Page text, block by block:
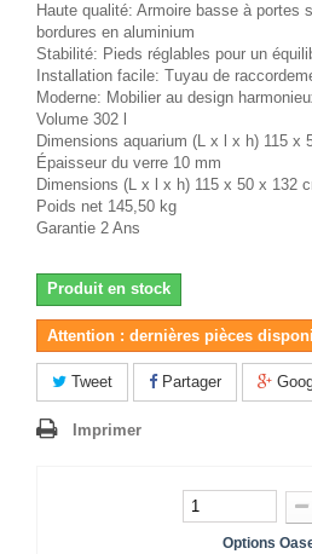
Haute qualité: Armoire basse à portes
bordures en aluminium
Stabilité: Pieds réglables pour un
Installation facile: Tuyau de
Moderne: Mobilier au design
Volume 302 l
Dimensions aquarium (L x l x h) 115 x
Épaisseur du verre 10 mm
Dimensions (L x l x h) 115 x 50 x 132
Poids net 145,50 kg
Garantie 2 Ans
Produit en stock
Attention : dernières pièces
Tweet Partager
Imprimer
Options